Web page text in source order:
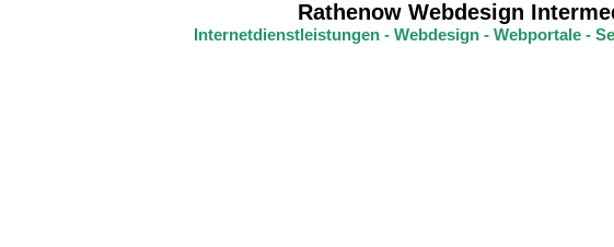
Rathenow Webdesign
Internetdienstleistungen - Webdesign - Webportale -